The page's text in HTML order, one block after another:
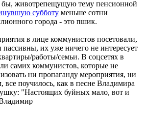
бы, животрепещущую тему пенсионной
субботу меньше сотни
города - это пшик.
в лице коммунистов посетовали,
пассивны, их уже ничего не интересует
работы/семьи. В соцсетях в
самих коммунистов, которые не
ни пропаганду мероприятия, ни
поучилось, как в песне Владимира
"Настоящих буйных мало, вот и